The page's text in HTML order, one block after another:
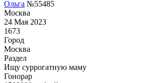
Ольга №55485
Москва
24 Мая 2023
1673
Город
Москва
Раздел
Ищу суррогатную маму
Гонoрар